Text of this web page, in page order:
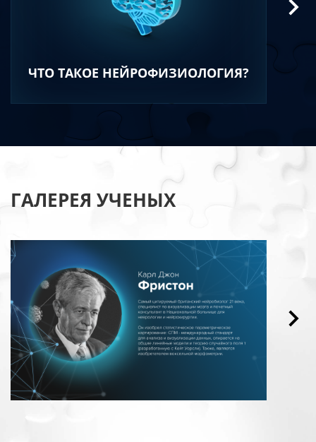
ЧТО ТАКОЕ НЕЙРОФИЗИОЛОГИЯ?
ГАЛЕРЕЯ УЧЕНЫХ